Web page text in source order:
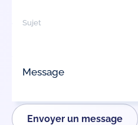
Sujet
Message
Envoyer un message